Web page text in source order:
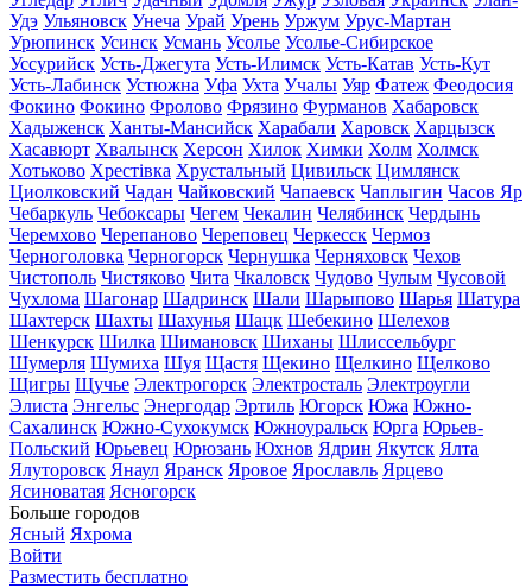
Удэ Ульяновск Унеча Урай Урень Уржум Урус-Мартан
Урюпинск Усинск Усмань Усолье Усолье-Сибирское
Уссурийск Усть-Джегута Усть-Илимск Усть-Катав Усть-Кут
Усть-Лабинск Устюжна Уфа Ухта Учалы Уяр Фатеж Феодосия
Фокино Фокино Фролово Фрязино Фурманов Хабаровск
Хадыженск Ханты-Мансийск Харабали Харовск Харцызск
Хасавюрт Хвалынск Херсон Хилок Химки Холм Холмск
Хотьково Хрестівка Хрустальный Цивильск Цимлянск
Циолковский Чадан Чайковский Чапаевск Чаплыгин Часов Яр
Чебаркуль Чебоксары Чегем Чекалин Челябинск Чердынь
Черемхово Черепаново Череповец Черкесск Чермоз
Черноголовка Черногорск Чернушка Черняховск Чехов
Чистополь Чистяково Чита Чкаловск Чудово Чулым Чусовой
Чухлома Шагонар Шадринск Шали Шарыпово Шарья Шатура
Шахтерск Шахты Шахунья Шацк Шебекино Шелехов
Шенкурск Шилка Шимановск Шиханы Шлиссельбург
Шумерля Шумиха Шуя Щастя Щекино Щелкино Щелково
Щигры Щучье Электрогорск Электросталь Электроугли
Элиста Энгельс Энергодар Эртиль Югорск Южа Южно-
Сахалинск Южно-Сухокумск Южноуральск Юрга Юрьев-
Польский Юрьевец Юрюзань Юхнов Ядрин Якутск Ялта
Ялуторовск Янаул Яранск Яровое Ярославль Ярцево
Ясиноватая Ясногорск
Больше городов
Ясный Яхрома
Войти
Разместить бесплатно